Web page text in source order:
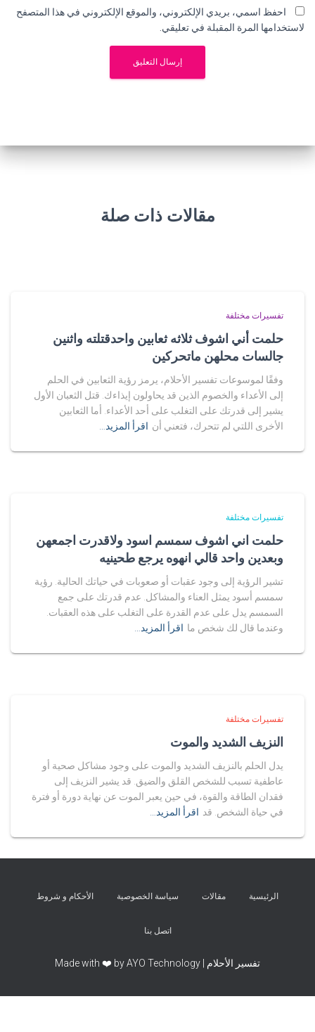
احفظ اسمي، بريدي الإلكتروني، والموقع الإلكتروني في هذا المتصفح
لاستخدامها المرة المقبلة في تعليقي.
مقالات ذات صلة
تفسيرات مختلفة
حلمت أني اشوف ثلاثه ثعابين واحدقتلته واثنين
جالسات محلهن ماتحركين
وفقًا لموسوعات تفسير الأحلام، يرمز رؤية الثعابين في الحلم
إلى الأعداء والخصوم الذين قد يحاولون إيذاءك. قتل الثعبان الأول
يشير إلى قدرتك على التغلب على أحد الأعداء. أما الثعابين
الأخرى اللتي لم تتحرك، فتعني أن اقرأ المزيد…
تفسيرات مختلفة
حلمت اني اشوف سمسم اسود ولاقدرت اجمعهن
وبعدين واحد قالي انهوه يرجع طحينيه
تشير الرؤية إلى وجود عقبات أو صعوبات في حياتك الحالية. رؤية
سمسم أسود يمثل العناء والمشاكل. عدم قدرتك على جمع
السمسم يدل على عدم القدرة على التغلب على هذه العقبات.
وعندما قال لك شخص ما اقرأ المزيد…
تفسيرات مختلفة
النزيف الشديد والموت
يدل الحلم بالنزيف الشديد والموت على وجود مشاكل صحية أو
عاطفية تسبب للشخص القلق والضيق. قد يشير النزيف إلى
فقدان الطاقة والقوة، في حين يعبر الموت عن نهاية دورة أو فترة
في حياة الشخص. قد اقرأ المزيد…
الرئيسية مقالات سياسة الخصوصية الأحكام و شروط
اتصل بنا
تفسير الأحلام | Made with ❤️ by AYO Technology